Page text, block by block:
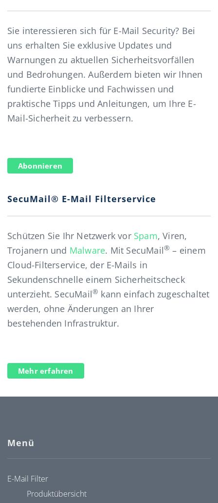
Sie interessieren sich für E-Mail Security? Bei
uns erhalten Sie exklusive Updates und
Warnungen zu aktuellen Sicherheitsvorfällen
und Bedrohungen. Außerdem bieten wir Ihnen
fundierte Einblicke und Fachwissen und
praktische Tipps und Anleitungen, um Ihre E-
Mail-Sicherheit zu verbessern.
Abonnieren
SecuMail® E-Mail Filterservice
Schützen Sie Ihr Netzwerk vor Spam, Viren,
Trojanern und Malware. Mit SecuMail® – einem
Cloud-Filterservice, der E-Mails in
Sekundenschnelle einem Sicherheitscheck
unterzieht. SecuMail® kann einfach zugeschaltet
werden, ohne Änderungen an Ihrer
bestehenden Infrastruktur.
Mehr erfahren
Menü
E-Mail Filter
Produktübersicht